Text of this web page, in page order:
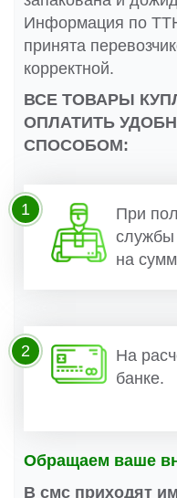
Информация по
принята
корректной.
ВСЕ ТОВАРЫ
ОПЛАТИТЬ
СПОСОБОМ:
При
службы
на
1
На
банке.
2
Обращаем ваше
В смс приходят